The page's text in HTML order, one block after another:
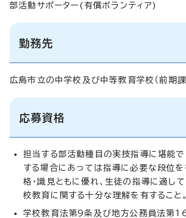
部活動サポーター(有償ボランティア)
勤務先
広島市立の中学校及び中等教育学校（前期課
応募資格
担当する部活動種目の実技指導に堪能
する場合にあっては指導に必要な段位を
格・識見ともに優れ、生徒の指導に適し
校教育に関する十分な理解を有すること。
学校教育法第9条及び地方公務員法第